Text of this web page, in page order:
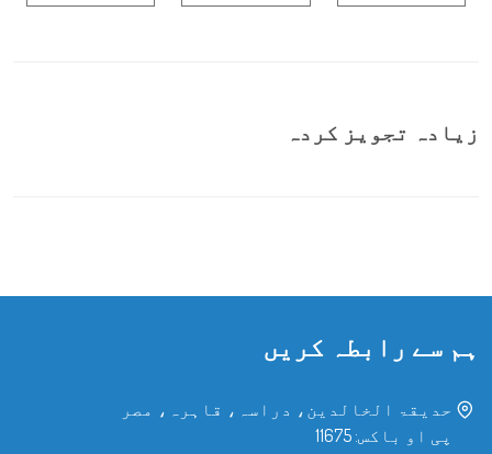
زیادہ تجویز کردہ
ہم سے رابطہ کریں
حدیقۃ الخالدین، دراسہ، قاہرہ، مصر
پی او باکس: 11675